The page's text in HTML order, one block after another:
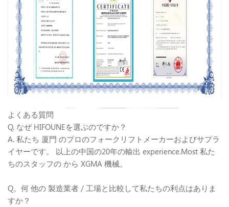
よくある質問
Q. なぜ HIFOUNEを選ぶのですか？
A. 私たち 厦門 のプロのフォークリフトメーカーおよびサプラ
イヤーです。 以上の中国の20年の輸出 experience.Most 私た
ちのスタッフの から XGMA 機械。
Q。何 他の 製造業者 / 工場と比較して私たちの利点はありま
すか？